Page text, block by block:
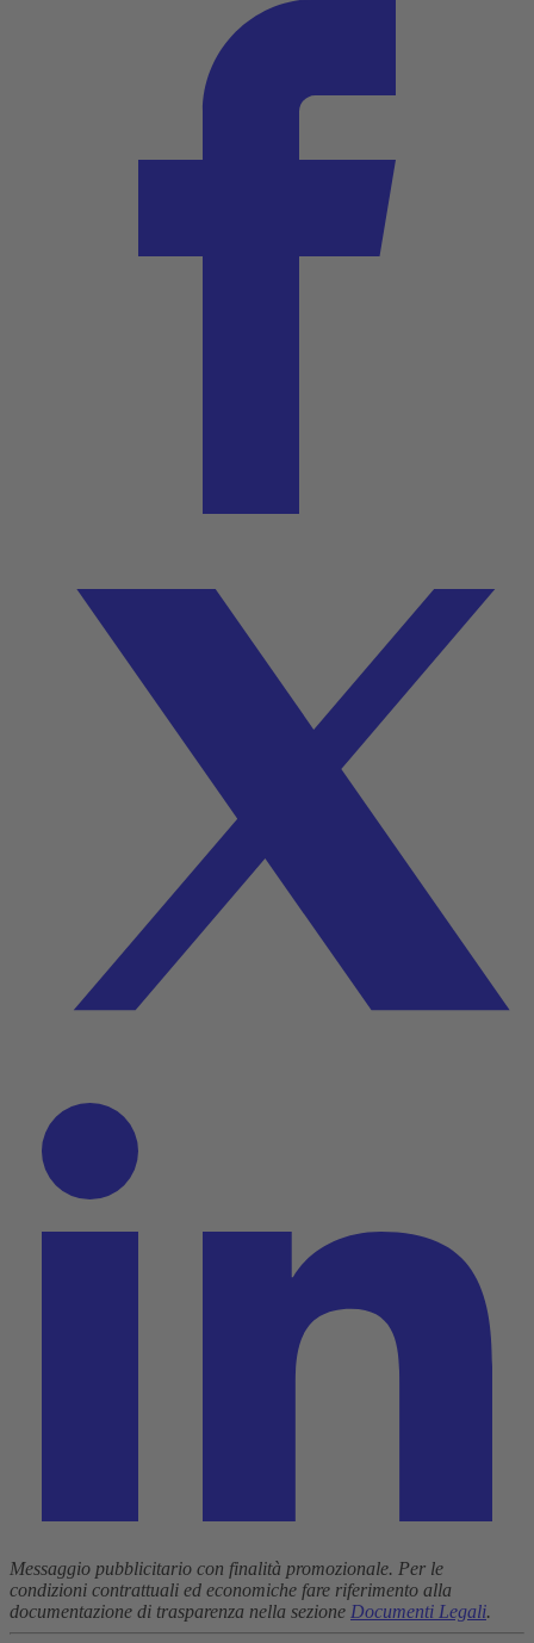
Messaggio pubblicitario con finalità promozionale. Per le
condizioni contrattuali ed economiche fare riferimento alla
documentazione di trasparenza nella sezione Documenti Legali.